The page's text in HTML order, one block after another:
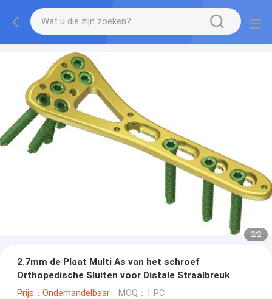
2/2
2.7mm de Plaat Multi As van het schroef
Orthopedische Sluiten voor Distale Straalbreuk
Prijs：Onderhandelbaar MOQ：1 PC